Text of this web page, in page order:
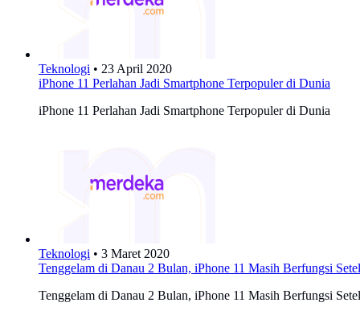
Teknologi • 23 April 2020
iPhone 11 Perlahan Jadi Smartphone Terpopuler di Dunia
iPhone 11 Perlahan Jadi Smartphone Terpopuler di Dunia
Teknologi • 3 Maret 2020
Tenggelam di Danau 2 Bulan, iPhone 11 Masih Berfungsi
Tenggelam di Danau 2 Bulan, iPhone 11 Masih Berfungsi